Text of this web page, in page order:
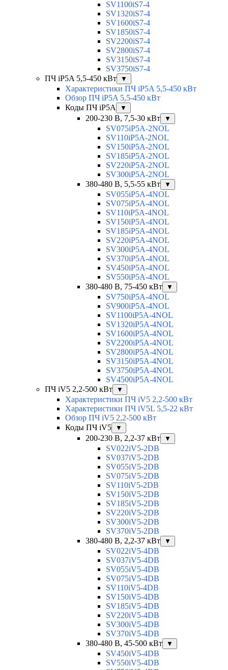
SV1100iS7-4
SV1320iS7-4
SV1600iS7-4
SV1850iS7-4
SV2200iS7-4
SV2800iS7-4
SV3150iS7-4
SV3750iS7-4
ПЧ iP5A 5,5-450 кВт
▼
Характеристики ПЧ iP5A 5,5-450 кВт
Обзор ПЧ iP5A 5,5-450 кВт
Коды ПЧ iP5A
▼
200-230 В, 7,5-30 кВт ▼
SV075iP5A-2NOL
SV110iP5A-2NOL
SV150iP5A-2NOL
SV185iP5A-2NOL
SV220iP5A-2NOL
SV300iP5A-2NOL
380-480 В, 5,5-55 кВт
▼
SV055iP5A-4NOL
SV075iP5A-4NOL
SV110iP5A-4NOL
SV150iP5A-4NOL
SV185iP5A-4NOL
SV220iP5A-4NOL
SV300iP5A-4NOL
SV370iP5A-4NOL
SV450iP5A-4NOL
SV550iP5A-4NOL
380-480 В, 75-450 кВт
▼
SV750iP5A-4NOL
SV900iP5A-4NOL
SV1100iP5A-4NOL
SV1320iP5A-4NOL
SV1600iP5A-4NOL
SV2200iP5A-4NOL
SV2800iP5A-4NOL
SV3150iP5A-4NOL
SV3750iP5A-4NOL
SV4500iP5A-4NOL
ПЧ iV5 2,2-500 кВт
▼
Характеристики ПЧ iV5 2,2-500 кВт
Характеристики ПЧ iV5L 5,5-22 кВт
Обзор ПЧ iV5 2,2-500 кВт
Коды ПЧ iV5
▼
200-230 В, 2,2-37 кВт ▼
SV022iV5-2DB
SV037iV5-2DB
SV055iV5-2DB
SV075iV5-2DB
SV110iV5-2DB
SV150iV5-2DB
SV185iV5-2DB
SV220iV5-2DB
SV300iV5-2DB
SV370iV5-2DB
380-480 В, 2,2-37 кВт
▼
SV022iV5-4DB
SV037iV5-4DB
SV055iV5-4DB
SV075iV5-4DB
SV110iV5-4DB
SV150iV5-4DB
SV185iV5-4DB
SV220iV5-4DB
SV300iV5-4DB
SV370iV5-4DB
380-480 В, 45-500 кВт
▼
SV450iV5-4DB
SV550iV5-4DB